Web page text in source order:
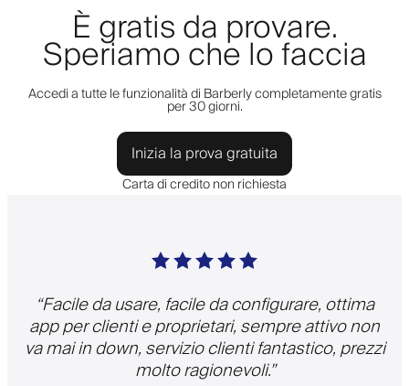
È gratis da provare.
Speriamo che lo faccia
Accedi a tutte le funzionalità di Barberly completamente gratis
per 30 giorni.
Inizia la prova gratuita
Carta di credito non richiesta
“Facile da usare, facile da configurare, ottima
app per clienti e proprietari, sempre attivo non
va mai in down, servizio clienti fantastico, prezzi
molto ragionevoli.”